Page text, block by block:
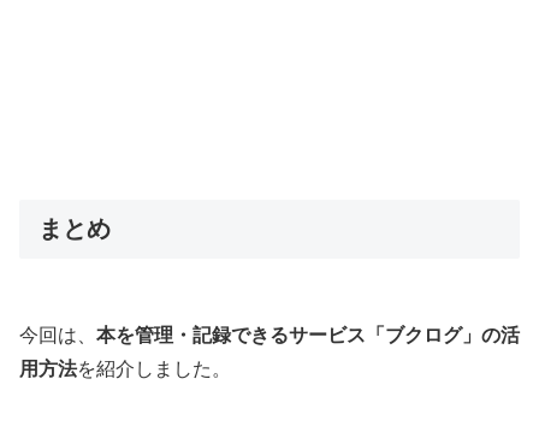
まとめ
今回は、 本を管理・記録できるサービス「ブクログ」の活
用方法を紹介しました。